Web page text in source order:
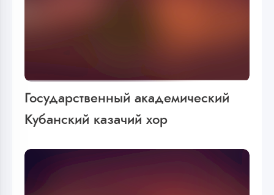
Государственный академический
Кубанский казачий хор